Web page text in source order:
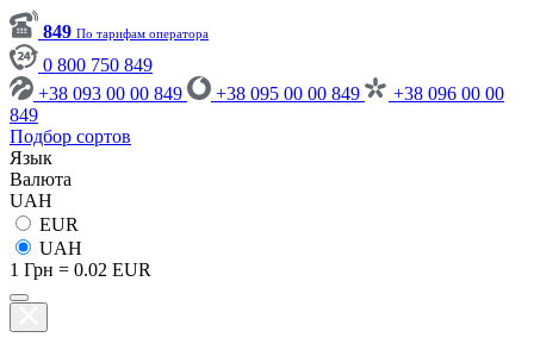
849 По тарифам оператора
0 800 750 849
+38 093 00 00 849
+38 095 00 00 849
+38 096 00 00
849
Подбор сортов
Язык
Валюта
UAH
EUR
UAH
1 Грн = 0.02 EUR